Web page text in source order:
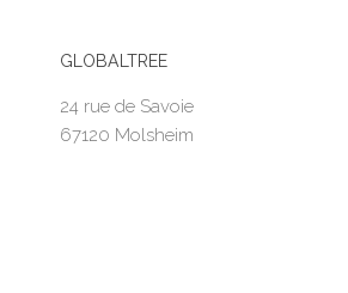
GLOBALTREE
24 rue de Savoie
67120 Molsheim